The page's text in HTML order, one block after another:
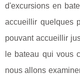
d'excursions en
accueillir quelques
pouvant accueillir
le bateau qui vous
nous allons